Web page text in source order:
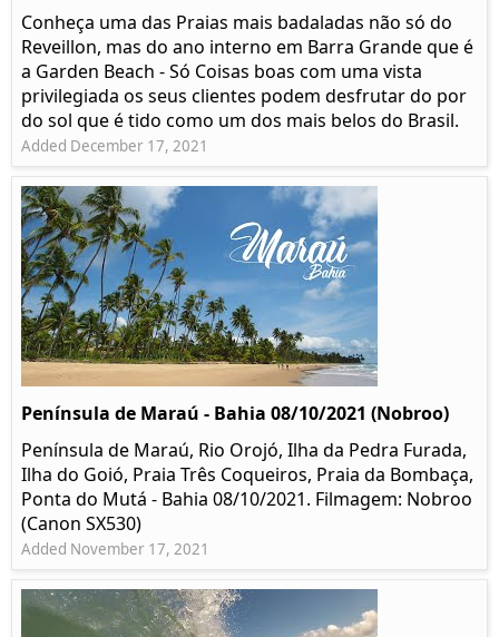
Conheça uma das Praias mais badaladas não só do
Reveillon, mas do ano interno em Barra Grande que é
a Garden Beach - Só Coisas boas com uma vista
privilegiada os seus clientes podem desfrutar do por
do sol que é tido como um dos mais belos do Brasil.
Added December 17, 2021
Península de Maraú - Bahia 08/10/2021 (Nobroo)
Península de Maraú, Rio Orojó, Ilha da Pedra Furada,
Ilha do Goió, Praia Três Coqueiros, Praia da Bombaça,
Ponta do Mutá - Bahia 08/10/2021. Filmagem: Nobroo
(Canon SX530)
Added November 17, 2021